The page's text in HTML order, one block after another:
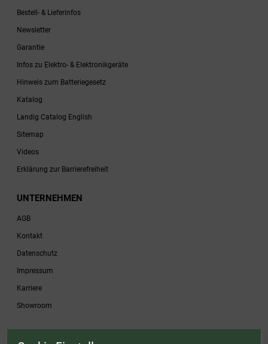
Bestell- & Lieferinfos
Newsletter
Garantie
Infos zu Elektro- & Elektronikgeräte
Hinweis zum Batteriegesetz
Katalog
Landig Catalog English
Sitemap
Videos
Erklärung zur Barrierefreiheit
UNTERNEHMEN
AGB
Kontakt
Datenschutz
Impressum
Karriere
Showroom